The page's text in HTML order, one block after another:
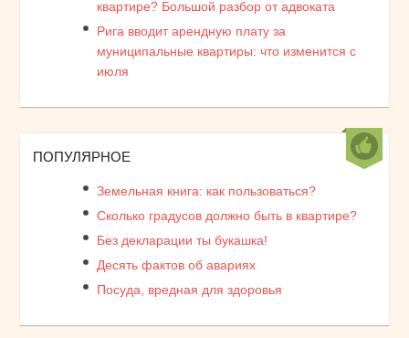
квартире? Большой разбор от адвоката
Рига вводит арендную плату за
муниципальные квартиры: что изменится с
июля
ПОПУЛЯРНОЕ
Земельная книга: как пользоваться?
Сколько градусов должно быть в квартире?
Без декларации ты букашка!
Десять фактов об авариях
Посуда, вредная для здоровья